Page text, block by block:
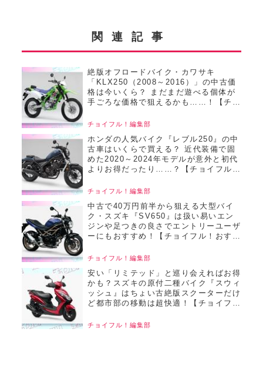
関連記事
絶版オフロードバイク・カワサキ
「KLX250（2008～2016）」の中古価
格は今いくら？ まだまだ遊べる個体が
手ごろな価格で狙えるかも……！【チョ
チ／22025年8月版】
チョイフル！編集部
ホンダの人気バイク『レブル250』の中
古車はいくらで買える？ 近代装備で固
めた2020～2024年モデルが意外と初代
よりお得だったり……？【チョイフル！
2025年6月版】
チョイフル！編集部
中古で40万円前半から狙える大型バイ
ク・スズキ『SV650』は扱い易いエン
ジンや足つきの良さでエントリーユーザ
ーにもおすすめ！【チョイフル！おすす
版】
チョイフル！編集部
安い「リミテッド」と巡り会えればお得
かも？スズキの原付二種バイク『スウィ
ッシュ』はちょい古絶版スクーターだけ
ど都市部の移動は超快適！【チョイフ
2025年6月版】
チョイフル！編集部